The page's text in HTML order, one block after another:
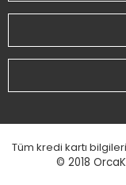
Tüm kredi kartı
© 2018